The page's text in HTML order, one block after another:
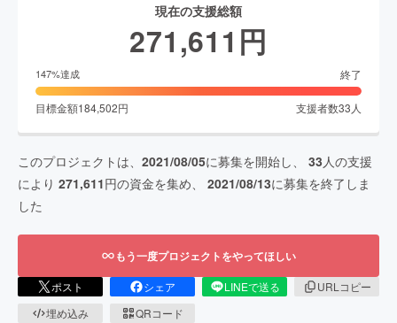
現在の支援総額
271,611 円
147%達成 終了
目標金額184,502円 支援者数33 人
このプロジェクトは、 2021/08/05に募集を開始し、 33 人の支援
により 271,611円の資金を集め、 2021/08/13に募集を終了しま
した
もう一度プロジェクトをやってほしい
ポスト シェア LINEで送る
URLコピー
埋め込み
QRコード